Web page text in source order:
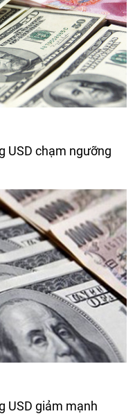
USD chạm ngưỡng
USD giảm mạnh